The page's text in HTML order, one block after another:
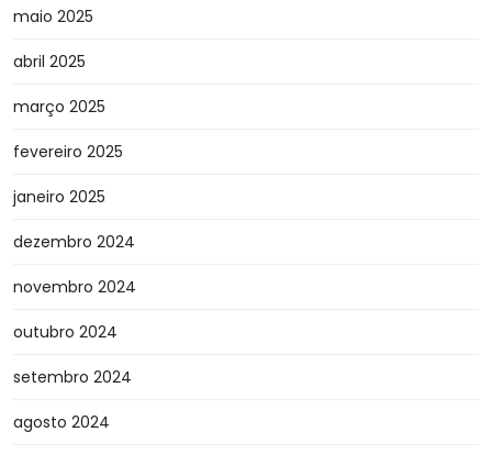
maio 2025
abril 2025
março 2025
fevereiro 2025
janeiro 2025
dezembro 2024
novembro 2024
outubro 2024
setembro 2024
agosto 2024